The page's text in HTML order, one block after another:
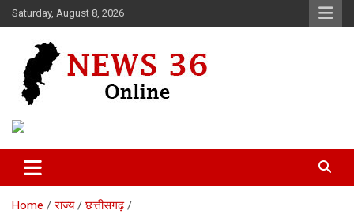
Skip
to
Saturday, August 8, 2026
News 36
Home राज्य
छत्तीसगढ़